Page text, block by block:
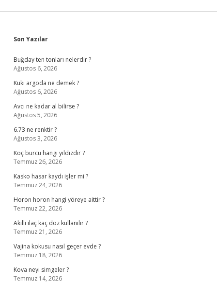
Sidebar
Son Yazılar
Buğday ten tonları nelerdir ?
Ağustos 6, 2026
Kuki argoda ne demek ?
Ağustos 6, 2026
Avcı ne kadar al bilirse ?
Ağustos 5, 2026
6.73 ne renktir ?
Ağustos 3, 2026
Koç burcu hangi yıldızdır ?
Temmuz 26, 2026
Kasko hasar kaydı işler mi ?
Temmuz 24, 2026
Horon horon hangi yöreye aittir ?
Temmuz 22, 2026
Akıllı ilaç kaç doz kullanılır ?
Temmuz 21, 2026
Vajina kokusu nasıl geçer evde ?
Temmuz 18, 2026
Kova neyi simgeler ?
Temmuz 14, 2026